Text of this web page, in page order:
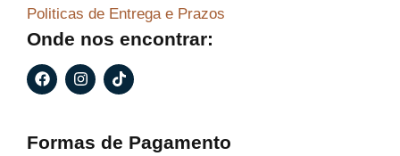
Politicas de Entrega e Prazos
Onde nos encontrar:
F
a
c
o
I
n
s
g
T
i
k
k
Formas de Pagamento